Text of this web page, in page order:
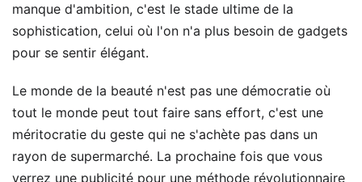
manque d'ambition, c'est le stade ultime de la
sophistication, celui où l'on n'a plus besoin de gadgets
pour se sentir élégant.
Le monde de la beauté n'est pas une démocratie où
tout le monde peut tout faire sans effort, c'est une
méritocratie du geste qui ne s'achète pas dans un
rayon de supermarché. La prochaine fois que vous
verrez une publicité pour une méthode révolutionnaire